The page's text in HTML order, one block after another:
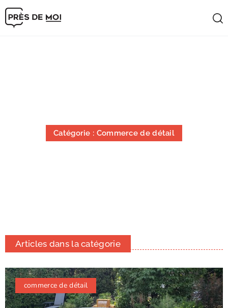
Catégorie : Commerce de détail
Articles dans la catégorie
commerce de détail